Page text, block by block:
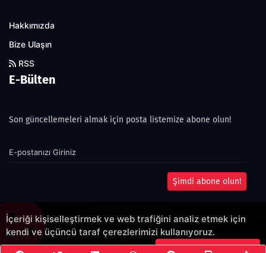
Hakkımızda
Bize Ulaşın
RSS
E-Bülten
Son güncellemeleri almak için posta listemize abone olun!
Şimdi abone olun!
Copyright 2022© - Allright reserved.
İçeriği kişiselleştirmek ve web trafiğini analiz etmek için
kendi ve üçüncü taraf çerezlerimizi kullanıyoruz.
Çerezleri Kabul Et